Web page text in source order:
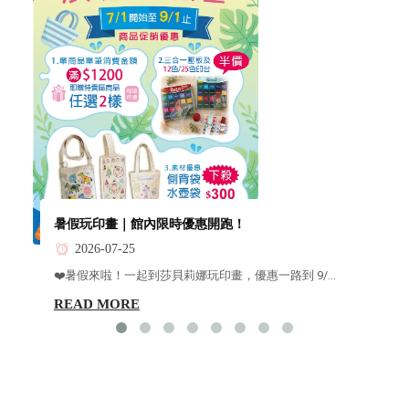
暑假玩印畫｜館內限時優惠開跑！
2026-07-25
❤️暑假來啦！一起到莎貝莉娜玩印畫，優惠一路到 9/...
READ MORE